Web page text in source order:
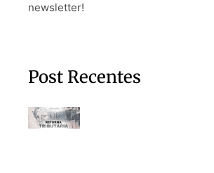
newsletter!
Post Recentes